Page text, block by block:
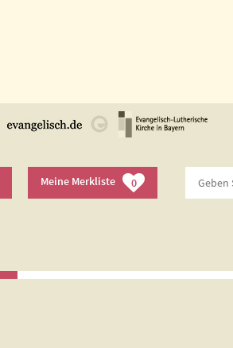
Meine Merkliste 0